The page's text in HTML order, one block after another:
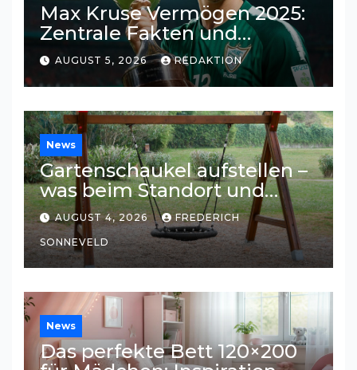
Max Kruse Vermögen 2025:
Zentrale Fakten und
Einkommensquellen
AUGUST 5, 2026 REDAKTION
News
Gartenschaukel aufstellen –
was beim Standort und
Untergrund wichtig ist
AUGUST 4, 2026 FREDERICH
SONNEVELD
News
Das perfekte Bett 120×200